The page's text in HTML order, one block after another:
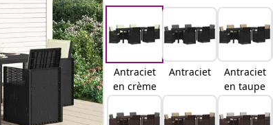
Antraciet
en crème
Antraciet
Antraciet
en taupe